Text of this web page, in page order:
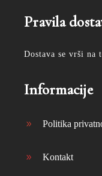
Pravila
Dostava se vrši
Informacije
Politika
Kontakt